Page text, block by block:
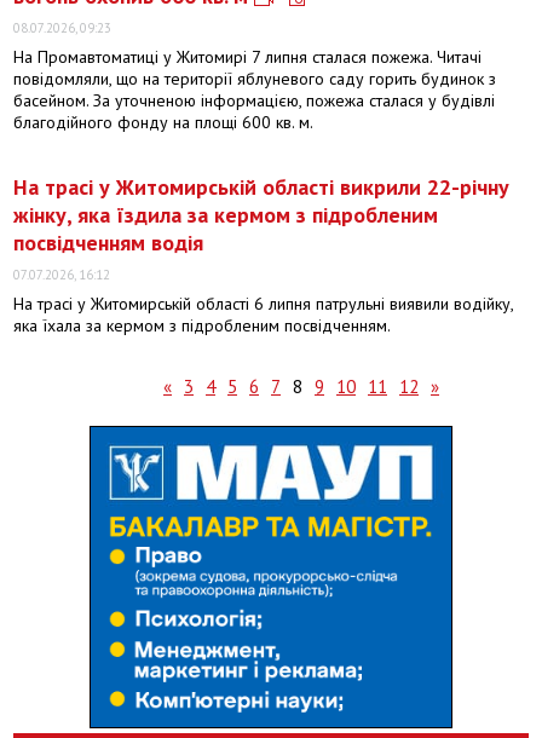
08.07.2026, 09:23
На Промавтоматиці у Житомирі 7 липня сталася пожежа. Читачі
повідомляли, що на території яблуневого саду горить будинок з
басейном. За уточненою інформацією, пожежа сталася у будівлі
благодійного фонду на площі 600 кв. м.
На трасі у Житомирській області викрили 22-річну
жінку, яка їздила за кермом з підробленим
посвідченням водія
07.07.2026, 16:12
На трасі у Житомирській області 6 липня патрульні виявили водійку,
яка їхала за кермом з підробленим посвідченням.
« 3 4 5 6 7 8 9 10 11 12 »